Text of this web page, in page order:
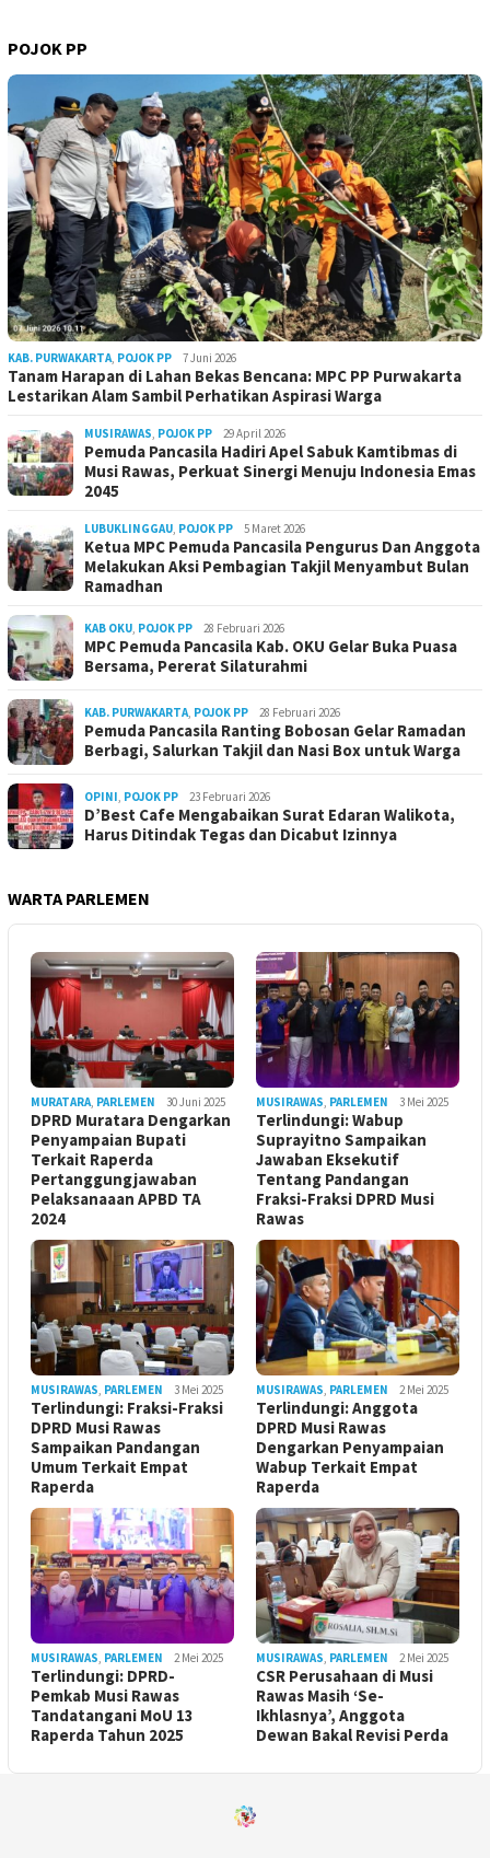
POJOK PP
KAB. PURWAKARTA POJOK PP 7 Juni 2026
Tanam Harapan di Lahan Bekas Bencana: MPC PP Purwakarta
Lestarikan Alam Sambil Perhatikan Aspirasi Warga
MUSIRAWAS POJOK PP 29 April 2026
Pemuda Pancasila Hadiri Apel Sabuk Kamtibmas di
Musi Rawas, Perkuat Sinergi Menuju Indonesia Emas
2045
LUBUKLINGGAU POJOK PP 5 Maret 2026
Ketua MPC Pemuda Pancasila Pengurus Dan Anggota
Melakukan Aksi Pembagian Takjil Menyambut Bulan
Ramadhan
KAB OKU POJOK PP 28 Februari 2026
MPC Pemuda Pancasila Kab. OKU Gelar Buka Puasa
Bersama, Pererat Silaturahmi
KAB. PURWAKARTA POJOK PP 28 Februari 2026
Pemuda Pancasila Ranting Bobosan Gelar Ramadan
Berbagi, Salurkan Takjil dan Nasi Box untuk Warga
OPINI POJOK PP 23 Februari 2026
D’Best Cafe Mengabaikan Surat Edaran Walikota,
Harus Ditindak Tegas dan Dicabut Izinnya
WARTA PARLEMEN
MURATARA PARLEMEN 30 Juni 2025
DPRD Muratara Dengarkan
Penyampaian Bupati
Terkait Raperda
Pertanggungjawaban
Pelaksanaaan APBD TA
2024
MUSIRAWAS PARLEMEN 3 Mei 2025
Terlindungi: Wabup
Suprayitno Sampaikan
Jawaban Eksekutif
Tentang Pandangan
Fraksi-Fraksi DPRD Musi
Rawas
MUSIRAWAS PARLEMEN 3 Mei 2025
Terlindungi: Fraksi-Fraksi
DPRD Musi Rawas
Sampaikan Pandangan
Umum Terkait Empat
Raperda
MUSIRAWAS PARLEMEN 2 Mei 2025
Terlindungi: Anggota
DPRD Musi Rawas
Dengarkan Penyampaian
Wabup Terkait Empat
Raperda
MUSIRAWAS PARLEMEN 2 Mei 2025
Terlindungi: DPRD-
Pemkab Musi Rawas
Tandatangani MoU 13
Raperda Tahun 2025
MUSIRAWAS PARLEMEN 2 Mei 2025
CSR Perusahaan di Musi
Rawas Masih ‘Se-
Ikhlasnya’, Anggota
Dewan Bakal Revisi Perda ‎